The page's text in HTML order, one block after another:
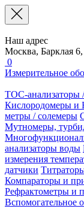
Наш адрес
Москва, Барклая
0
Измерительное
TOC-анализаторы
Кислородомеры и
метры / солемеры
Мутномеры,
анализаторы воды
измерения
датчики
Компараторы и
Рефрактометры и
Вспомогательное